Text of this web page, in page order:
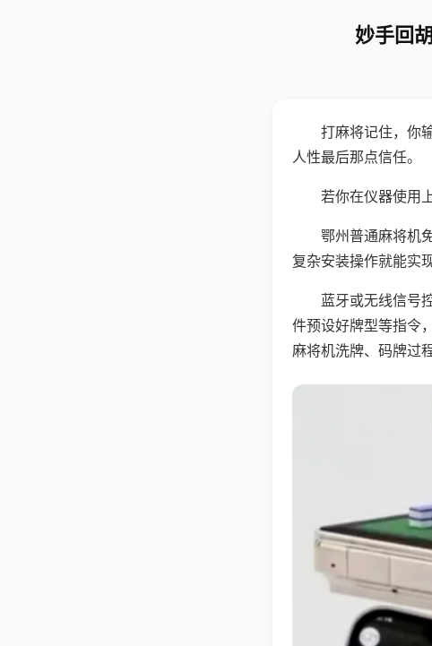
妙手回
打麻将记住，你
人性最后那点信任。
若你在仪器使用
鄂州普通麻将机
复杂安装操作就能实
蓝牙或无线信号
件预设好牌型等指令
麻将机洗牌、码牌过